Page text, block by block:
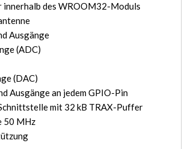
innerhalb des WROOM32-Moduls
Ausgänge
(ADC)
(DAC)
Ausgänge an jedem GPIO-Pin
mit 32 kB TRAX-Puffer
50 MHz